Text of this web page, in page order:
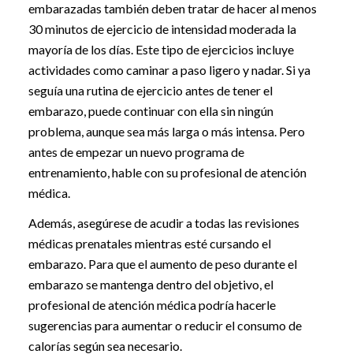
embarazadas también deben tratar de hacer al menos
30 minutos de ejercicio de intensidad moderada la
mayoría de los días. Este tipo de ejercicios incluye
actividades como caminar a paso ligero y nadar. Si ya
seguía una rutina de ejercicio antes de tener el
embarazo, puede continuar con ella sin ningún
problema, aunque sea más larga o más intensa. Pero
antes de empezar un nuevo programa de
entrenamiento, hable con su profesional de atención
médica.
Además, asegúrese de acudir a todas las revisiones
médicas prenatales mientras esté cursando el
embarazo. Para que el aumento de peso durante el
embarazo se mantenga dentro del objetivo, el
profesional de atención médica podría hacerle
sugerencias para aumentar o reducir el consumo de
calorías según sea necesario.